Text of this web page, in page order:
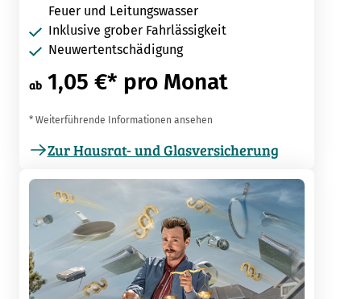
Feuer und Leitungswasser
Inklusive grober Fahrlässigkeit
Neuwertentschädigung
ab 1,05 €* pro Monat
* Weiterführende Informationen ansehen
Zur Hausrat- und Glasversicherung